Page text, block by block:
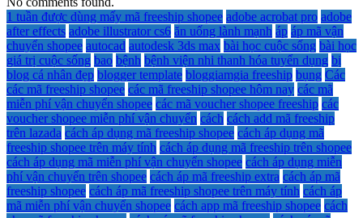
1 tuần được dùng mấy mã freeship shopee adobe acrobat pro adobe
after effects adobe illustrator cs6 ăn uống lành mạnh áp áp mã vận
chuyển shopee autocad autodesk 3ds max bài học cuộc sống bài học
giá trị cuộc sống bao bệnh bệnh viện nhi thanh hóa tuyển dụng bị
blog cá nhân đẹp blogger template bloggiamgia freeship bụng Các
các mã freeship shopee các mã freeship shopee hôm nay các mã
miễn phí vận chuyển shopee các mã voucher shopee freeship các
voucher shopee miễn phí vận chuyển cách cách add mã freeship
trên lazada cách áp dụng mã freeship shopee cách áp dụng mã
freeship shopee trên máy tính cách áp dụng mã freeship trên shopee
cách áp dụng mã miễn phí vận chuyển shopee cách áp dụng miễn
phí vận chuyển trên shopee cách áp mã freeship extra cách áp mã
freeship shopee cách áp mã freeship shopee trên máy tính cách áp
mã miễn phí vận chuyển shopee cách app mã freeship shopee cách